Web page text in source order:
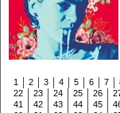
1 2 3 4 5 6 7
22
23 24 25 26
41
42 43 44 45